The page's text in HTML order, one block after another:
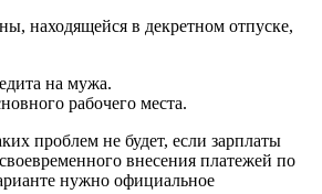
находящейся в декретном отпуске,
на мужа.
рабочего места.
проблем не будет, если зарплаты
внесения платежей по
нужно официальное